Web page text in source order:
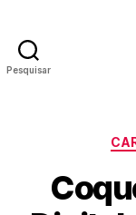
Pesquisar